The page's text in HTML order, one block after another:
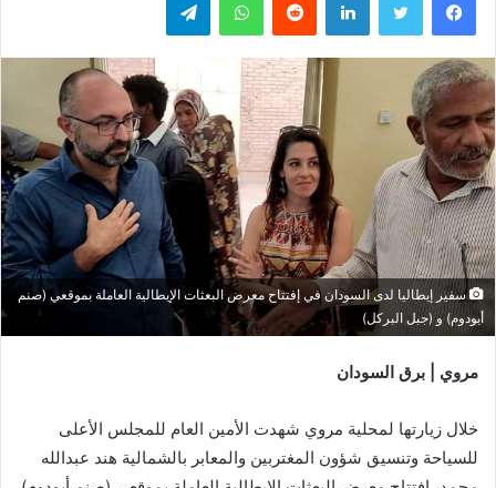
سفير إيطاليا لدى السودان في إفتتاح معرض البعثات الإيطالية العاملة بموقعي (صنم
أبودوم) و (جبل البركل)
مروي | برق السودان
خلال زيارتها لمحلية مروي شهدت الأمين العام للمجلس الأعلى
للسياحة وتنسيق شؤون المغتربين والمعابر بالشمالية هند عبدالله